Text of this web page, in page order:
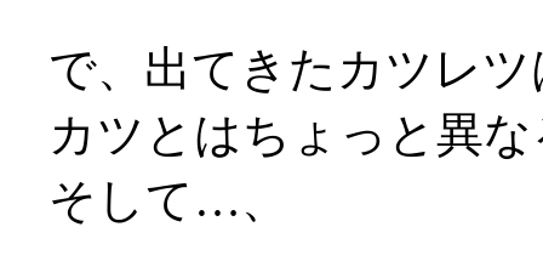
で、出てきたカツレ
カツとはちょっと異
そして…、